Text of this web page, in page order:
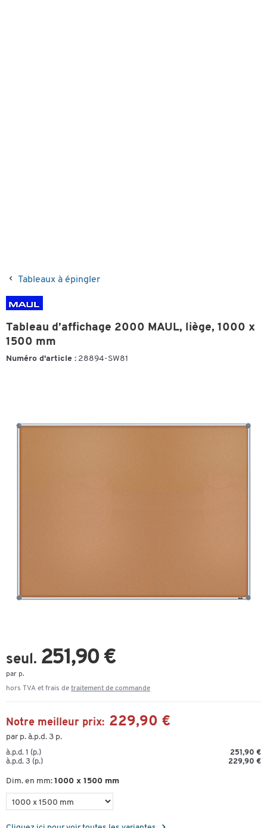
Tableaux à épingler
Tableau d’affichage 2000 MAUL, liège, 1000 x
1500 mm
Numéro d'article : 28894-SW81
seul. 251,90 €
par p.
hors TVA et frais de traitement de commande
Notre meilleur prix: 229,90 €
par p. à.p.d. 3 p.
à.p.d. 1 (p.)
251,90 €
à.p.d. 3 (p.)
229,90 €
Dim. en mm: 1000 x 1500 mm